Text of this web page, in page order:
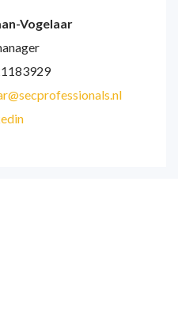
Vogelaar